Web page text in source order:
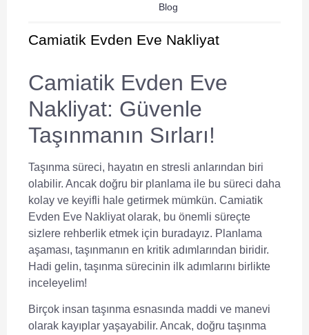
Blog
Camiatik Evden Eve Nakliyat
Camiatik Evden Eve
Nakliyat: Güvenle
Taşınmanın Sırları!
Taşınma süreci, hayatın en stresli anlarından biri
olabilir. Ancak doğru bir planlama ile bu süreci daha
kolay ve keyifli hale getirmek mümkün. Camiatik
Evden Eve Nakliyat olarak, bu önemli süreçte
sizlere rehberlik etmek için buradayız. Planlama
aşaması, taşınmanın en kritik adımlarından biridir.
Hadi gelin, taşınma sürecinin ilk adımlarını birlikte
inceleyelim!
Birçok insan taşınma esnasında maddi ve manevi
olarak kayıplar yaşayabilir. Ancak, doğru taşınma